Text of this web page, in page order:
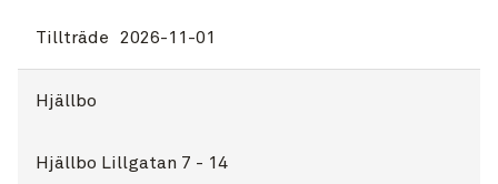
Tillträde 2026-11-01
Hjällbo
Hjällbo Lillgatan 7 - 14